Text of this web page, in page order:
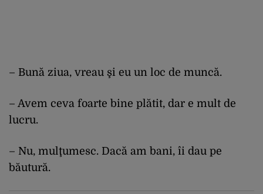
– Bună ziua, vreau şi eu un loc de muncă.
– Avem ceva foarte bine plătit, dar e mult de
lucru.
– Nu, mulţumesc. Dacă am bani, îi dau pe
băutură.